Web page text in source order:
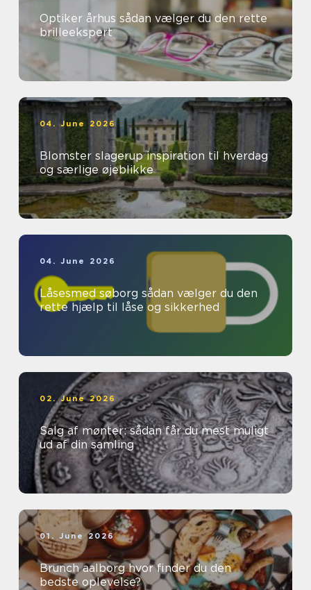
Optiker århus sådan vælger du den rette
brilleekspert
04. June 2026
Blomster slagerup inspiration til hverdag
og særlige øjeblikke
04. June 2026
Låsesmed søborg sådan vælger du den
rette hjælp til låse og sikkerhed
02. June 2026
Salg af mønter: sådan får du mest muligt
ud af din samling
01. June 2026
Brunch aalborg hvor finder du den
bedste oplevelse?